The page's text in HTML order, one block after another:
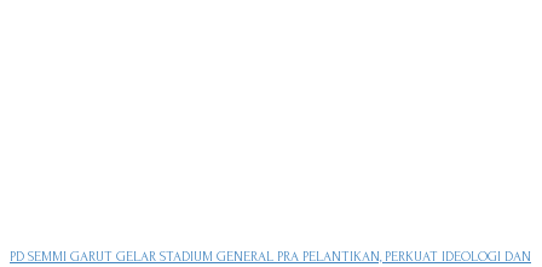
PD SEMMI GARUT GELAR STADIUM GENERAL PRA PELANTIKAN, PERKUAT IDEOLOGI DAN